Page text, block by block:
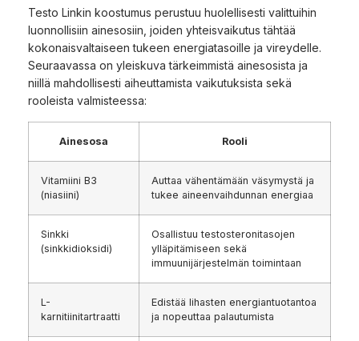
Testo Linkin koostumus perustuu huolellisesti valittuihin
luonnollisiin ainesosiin, joiden yhteisvaikutus tähtää
kokonaisvaltaiseen tukeen energiatasoille ja vireydelle.
Seuraavassa on yleiskuva tärkeimmistä ainesosista ja
niillä mahdollisesti aiheuttamista vaikutuksista sekä
rooleista valmisteessa:
Ainesosa Rooli
Vitamiini B3
(niasiini)
Auttaa vähentämään väsymystä ja
tukee aineenvaihdunnan energiaa
Sinkki
(sinkkidioksidi)
Osallistuu testosteronitasojen
ylläpitämiseen sekä
immuunijärjestelmän toimintaan
L-
karnitiinitartraatti
Edistää lihasten energiantuotantoa
ja nopeuttaa palautumista